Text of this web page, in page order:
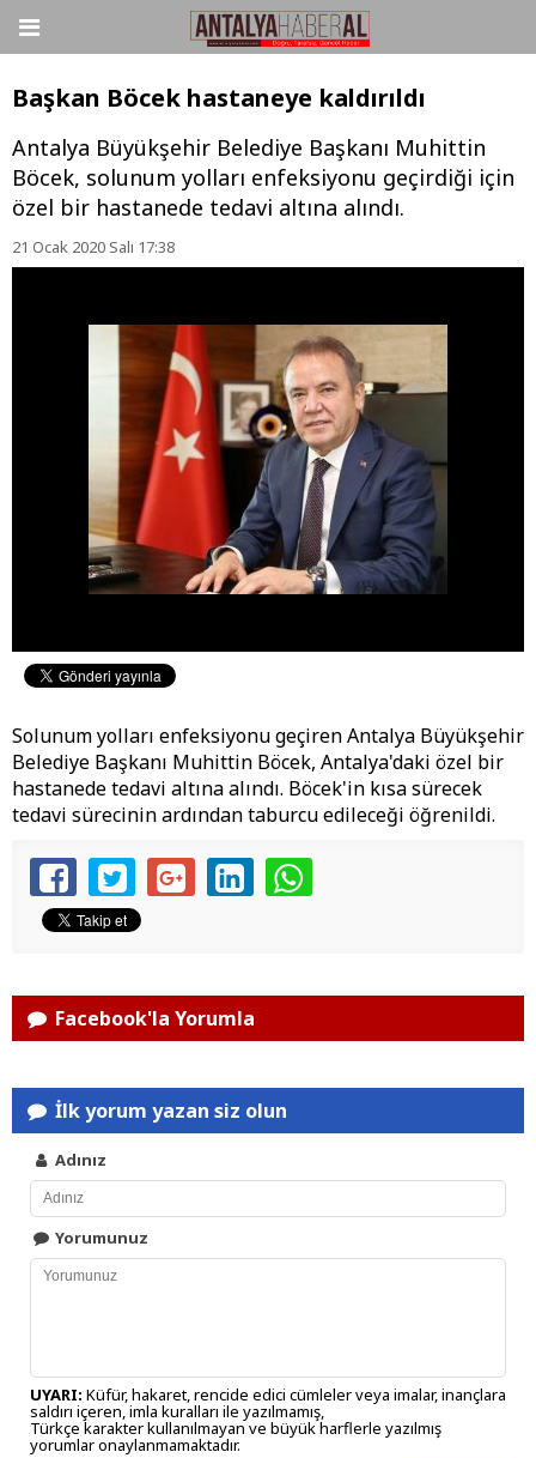
Başkan Böcek hastaneye kaldırıldı
Antalya Büyükşehir Belediye Başkanı Muhittin
Böcek, solunum yolları enfeksiyonu geçirdiği için
özel bir hastanede tedavi altına alındı.
21 Ocak 2020 Salı 17:38
Solunum yolları enfeksiyonu geçiren Antalya Büyükşehir
Belediye Başkanı Muhittin Böcek, Antalya'daki özel bir
hastanede tedavi altına alındı. Böcek'in kısa sürecek
tedavi sürecinin ardından taburcu edileceği öğrenildi.
Facebook'la Yorumla
İlk yorum yazan siz olun
Adınız
Yorumunuz
UYARI: Küfür, hakaret, rencide edici cümleler veya imalar, inançlara
saldırı içeren, imla kuralları ile yazılmamış,
Türkçe karakter kullanılmayan ve büyük harflerle yazılmış
yorumlar onaylanmamaktadır.